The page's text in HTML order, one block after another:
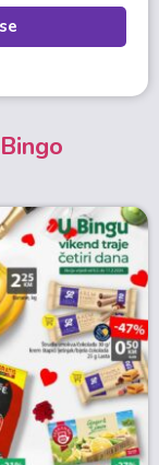
Bingo